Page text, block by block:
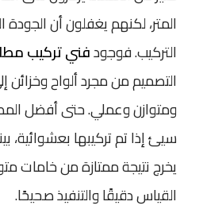
المتر، لكنهم يغفلون أن
التركيب. فوجودفني تركيب
التصميم من مجرد ألواح
ومتوازن وعملي. حتى أفضل
سيئ إذا تم تركيبها بعشوائية،
يخرج نتيجة ممتازة من خامات
القياس دقيقًا والتنفيذ صحيحًا.